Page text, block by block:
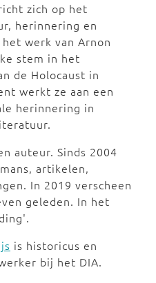
zich op het
herinnering en
werk van Arnon
stem in het
de Holocaust in
werkt ze aan een
herinnering in
auteur. Sinds 2004
artikelen,
In 2019 verscheen
geleden. In het
is historicus en
bij het DIA.